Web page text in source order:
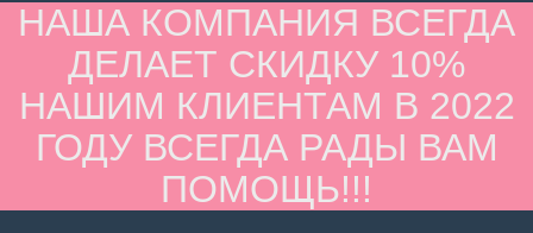
НАША КОМПАНИЯ ВСЕГДА
ДЕЛАЕТ СКИДКУ 10%
НАШИМ КЛИЕНТАМ В 2022
ГОДУ ВСЕГДА РАДЫ ВАМ
ПОМОЩЬ!!!